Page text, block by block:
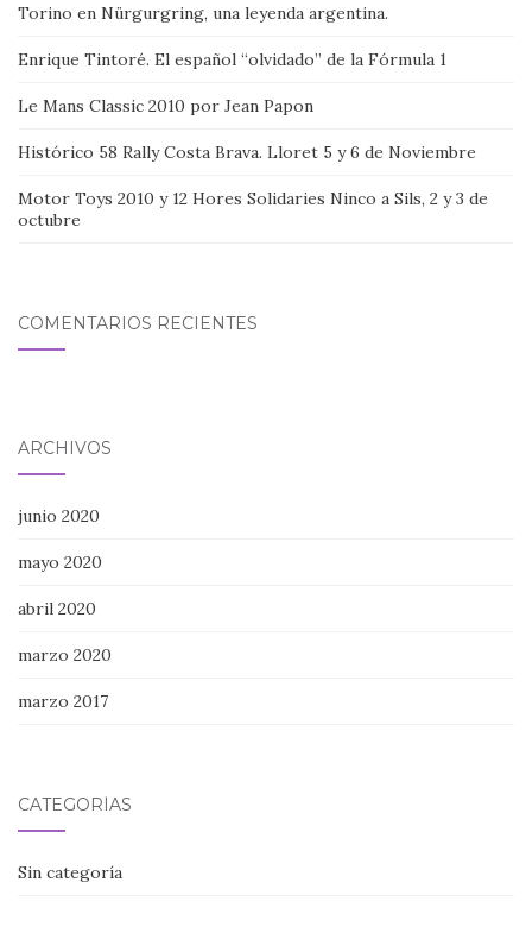
Torino en Nürgurgring, una leyenda argentina.
Enrique Tintoré. El español “olvidado” de la Fórmula 1
Le Mans Classic 2010 por Jean Papon
Histórico 58 Rally Costa Brava. Lloret 5 y 6 de Noviembre
Motor Toys 2010 y 12 Hores Solidaries Ninco a Sils, 2 y 3 de
octubre
COMENTARIOS RECIENTES
ARCHIVOS
junio 2020
mayo 2020
abril 2020
marzo 2020
marzo 2017
CATEGORÍAS
Sin categoría